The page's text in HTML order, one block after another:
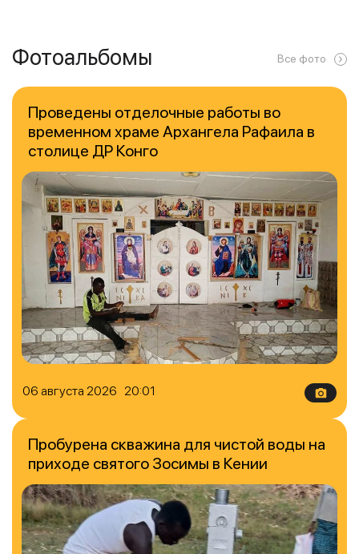
Фотоальбомы Все фото
06 августа 2026 20:01
Проведены отделочные работы во
временном храме Архангела Рафаила в
столице ДР Конго
Пробурена скважина для чистой воды на
приходе святого Зосимы в Кении